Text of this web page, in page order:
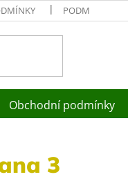
PODMÍNKY
Obchodní podmínky
3